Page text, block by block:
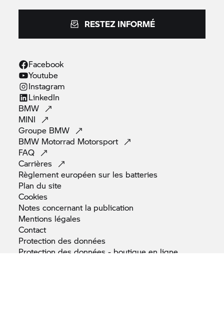
RESTEZ INFORMÉ
Facebook
Youtube
Instagram
LinkedIn
BMW
MINI
Groupe BMW
BMW Motorrad Motorsport
FAQ
Carrières
Règlement européen sur les batteries
Plan dusite
Cookies
Notes concernant la publication
Mentions légales
Contact
Protection desdonnées
Protection des données - boutique en ligne